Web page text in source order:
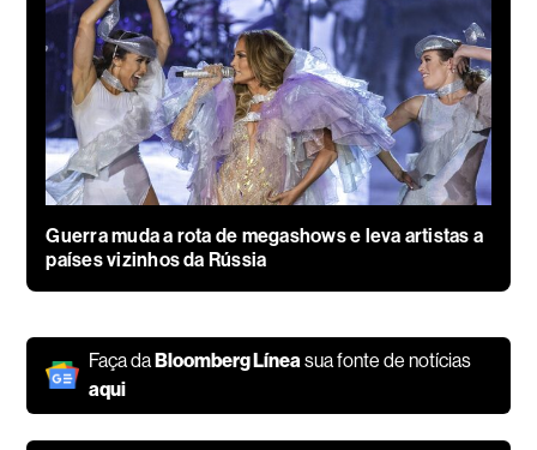
Guerra muda a rota de megashows e leva artistas a
países vizinhos da Rússia
Faça daBloomberg Línea sua fonte de notícias
aqui